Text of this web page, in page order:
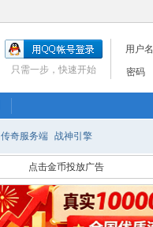
用户名
密码
只需一步，快速开始
传奇服务端 战神引擎
点击金币投放广告